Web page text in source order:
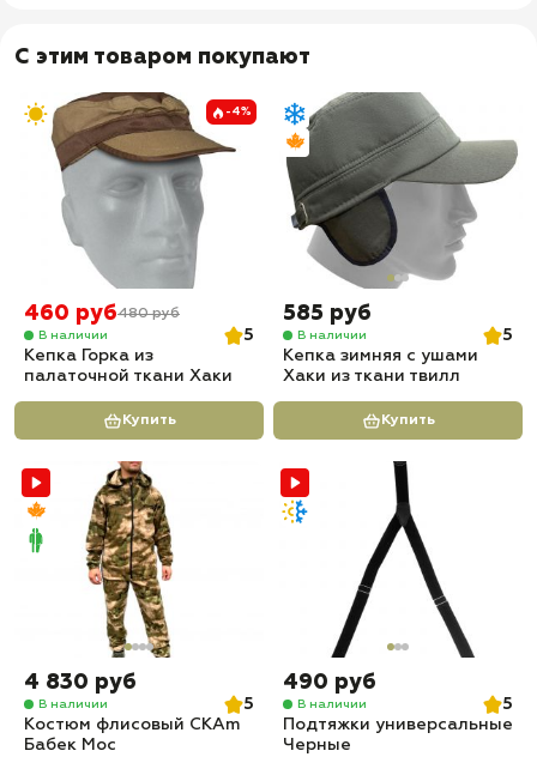
С этим товаром покупают
-4%
460 руб480 руб
В наличии
5
Кепка Горка из
палаточной ткани Хаки
Купить
585 руб
В наличии
5
Кепка зимняя с ушами
Хаки из ткани твилл
Купить
4 830 руб
В наличии
5
Костюм флисовый СКАm
Бабек Мос
490 руб
В наличии
5
Подтяжки универсальные
Черные